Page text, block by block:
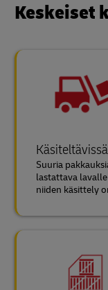
Keskeiset
Suuria
lastattava
niiden käsittely